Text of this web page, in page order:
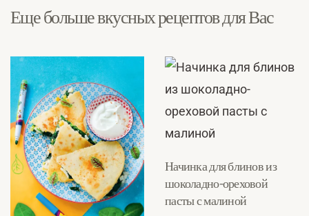
Еще больше вкусных рецептов для Вас
Начинка для блинов из
шоколадно-ореховой
пасты с малиной